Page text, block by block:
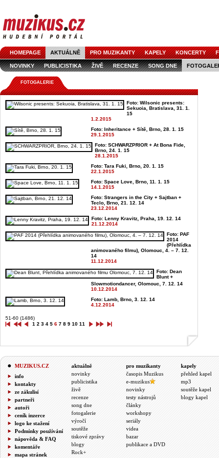
HOMEPAGE AKTUÁLNĚ PRO MUZIKANTY KAPELY KONCERTY
NOVINKY PUBLICISTIKA ŽIVĚ RECENZE SONG DNE
FOTOGALERIE
Foto: Wilsonic presents:
Sekuoia, Bratislava, 31. 1.
15
1.2.2015
Foto: Inheritance + Sítě, Brno, 28. 1. 15
29.1.2015
Foto: SCHWARZPRIOR + At Bona Fide,
Brno, 24. 1. 15
28.1.2015
Foto: Tara Fuki, Brno, 20. 1. 15
22.1.2015
Foto: Space Love, Brno, 11. 1. 15
14.1.2015
Foto: Strangers in the City + Sajtban +
Teclo, Brno, 21. 12. 14
23.12.2014
Foto: Lenny Kravitz, Praha, 19. 12. 14
21.12.2014
Foto: PAF
2014
(Přehlídka
animovaného filmu), Olomouc, 4. – 7. 12.
14
11.12.2014
Foto: Dean
Blunt +
Slowmotiondancer, Olomouc, 7. 12. 14
10.12.2014
Foto: Lamb, Brno, 3. 12. 14
4.12.2014
51-60 (1486)
1 2 3 4 5 6 7 8 9 10 11
MUZIKUS.CZ
info
kontakty
ze zákulisí
partneři
autoři
ceník inzerce
logo ke stažení
Podmínky používání
nápověda & FAQ
komentáře
mapa stránek
aktuálně
novinky
publicistika
živě
recenze
song dne
fotogalerie
výročí
soutěže
tiskové zprávy
blogy
Rock+
pro muzikanty
časopis Muzikus
e-muzikus
novinky
testy nástrojů
články
workshopy
seriály
videa
bazar
publikace a DVD
kapely
přehled kapel
mp3
soutěže kapel
blogy kapel